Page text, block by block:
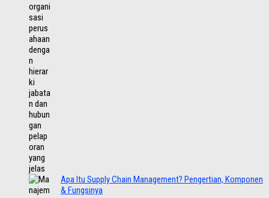
Apa Itu Supply Chain Management? Pengertian, Komponen
& Fungsinya